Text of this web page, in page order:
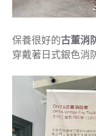
保養很好的古董消
穿戴著日式銀色消